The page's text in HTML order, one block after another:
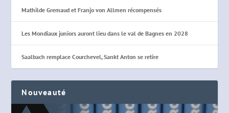
Mathilde Gremaud et Franjo von Allmen récompensés
Les Mondiaux juniors auront lieu dans le val de Bagnes en 2028
Saalbach remplace Courchevel, Sankt Anton se retire
Nouveauté